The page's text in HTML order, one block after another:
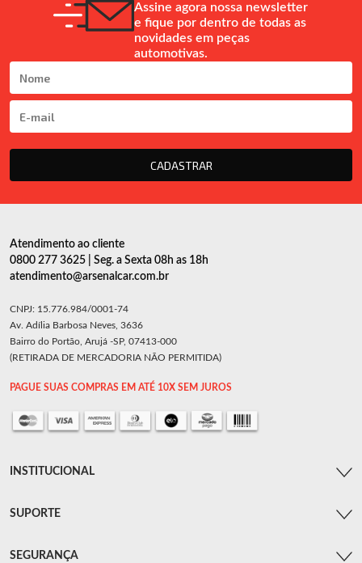
Assine agora nossa newsletter
e fique por dentro de todas as
novidades em peças
automotivas.
CADASTRAR
Atendimento ao cliente
0800 277 3625 | Seg. a Sexta 08h as 18h
atendimento@arsenalcar.com.br
CNPJ: 15.776.984/0001-74
Av. Adília Barbosa Neves, 3636
Bairro do Portão, Arujá -SP, 07413-000
(RETIRADA DE MERCADORIA NÃO PERMITIDA)
PAGUE SUAS COMPRAS EM ATÉ 10X SEM JUROS
INSTITUCIONAL
SUPORTE
SEGURANÇA